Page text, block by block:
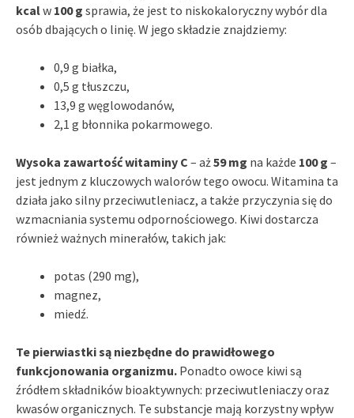
kcalw 100 g sprawia, że jest to niskokaloryczny wybór dla
osób dbających o linię. W jego składzie znajdziemy:
0,9 g białka,
0,5 g tłuszczu,
13,9 g węglowodanów,
2,1 g błonnika pokarmowego.
Wysoka zawartość witaminy C – aż59 mg na każde 100 g –
jest jednym z kluczowych walorów tego owocu. Witamina ta
działa jako silny przeciwutleniacz, a także przyczynia się do
wzmacniania systemu odpornościowego. Kiwi dostarcza
również ważnych minerałów, takich jak:
potas (290 mg),
magnez,
miedź.
Te pierwiastki są niezbędne do prawidłowego
funkcjonowania organizmu. Ponadto owoce kiwi są
źródłem składników bioaktywnych: przeciwutleniaczy oraz
kwasów organicznych. Te substancje mają korzystny wpływ